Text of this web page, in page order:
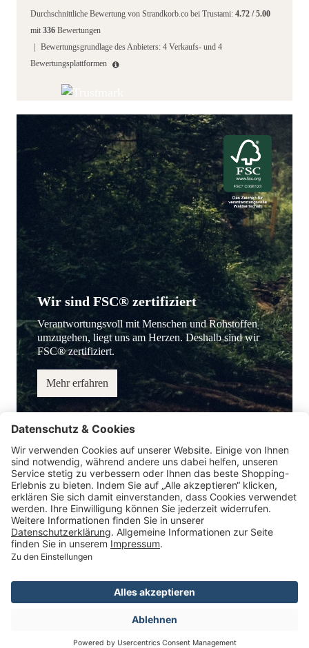
Durchschnittliche Bewertung von Strandkorb.co bei Trustami: 4.72 /5.00
mit 336 Bewertungen
Bewertungsgrundlage des Anbieters: 4 Verkaufs- und 4
Bewertungsplattformen
Wir sind FSC® zertifiziert
Verantwortungsvoll mit Menschen und Rohstoffen
umzugehen, liegt uns am Herzen. Deshalb sind wir
FSC® zertifiziert.
Mehr erfahren
Service-Hotline
Information
Service
Zahlungsmöglichkeiten
* Alle Preise inkl. gesetzl. Mehrwertsteuer.